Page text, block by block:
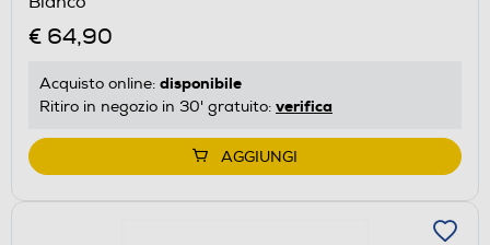
€ 64,90
Acquisto online: disponibile
Ritiro in negozio in 30' gratuito: verifica
AGGIUNGI